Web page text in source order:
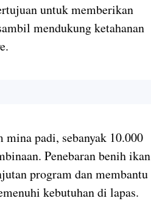
untuk memberikan
mendukung ketahanan
mina padi, sebanyak 10.000
Penebaran benih ikan
program dan membantu
kebutuhan di lapas.